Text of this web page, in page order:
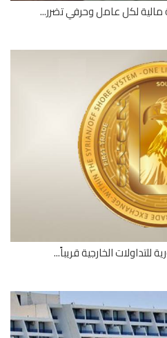
لكل عامل وحرفي تضرر...
الخارجية قريباً...